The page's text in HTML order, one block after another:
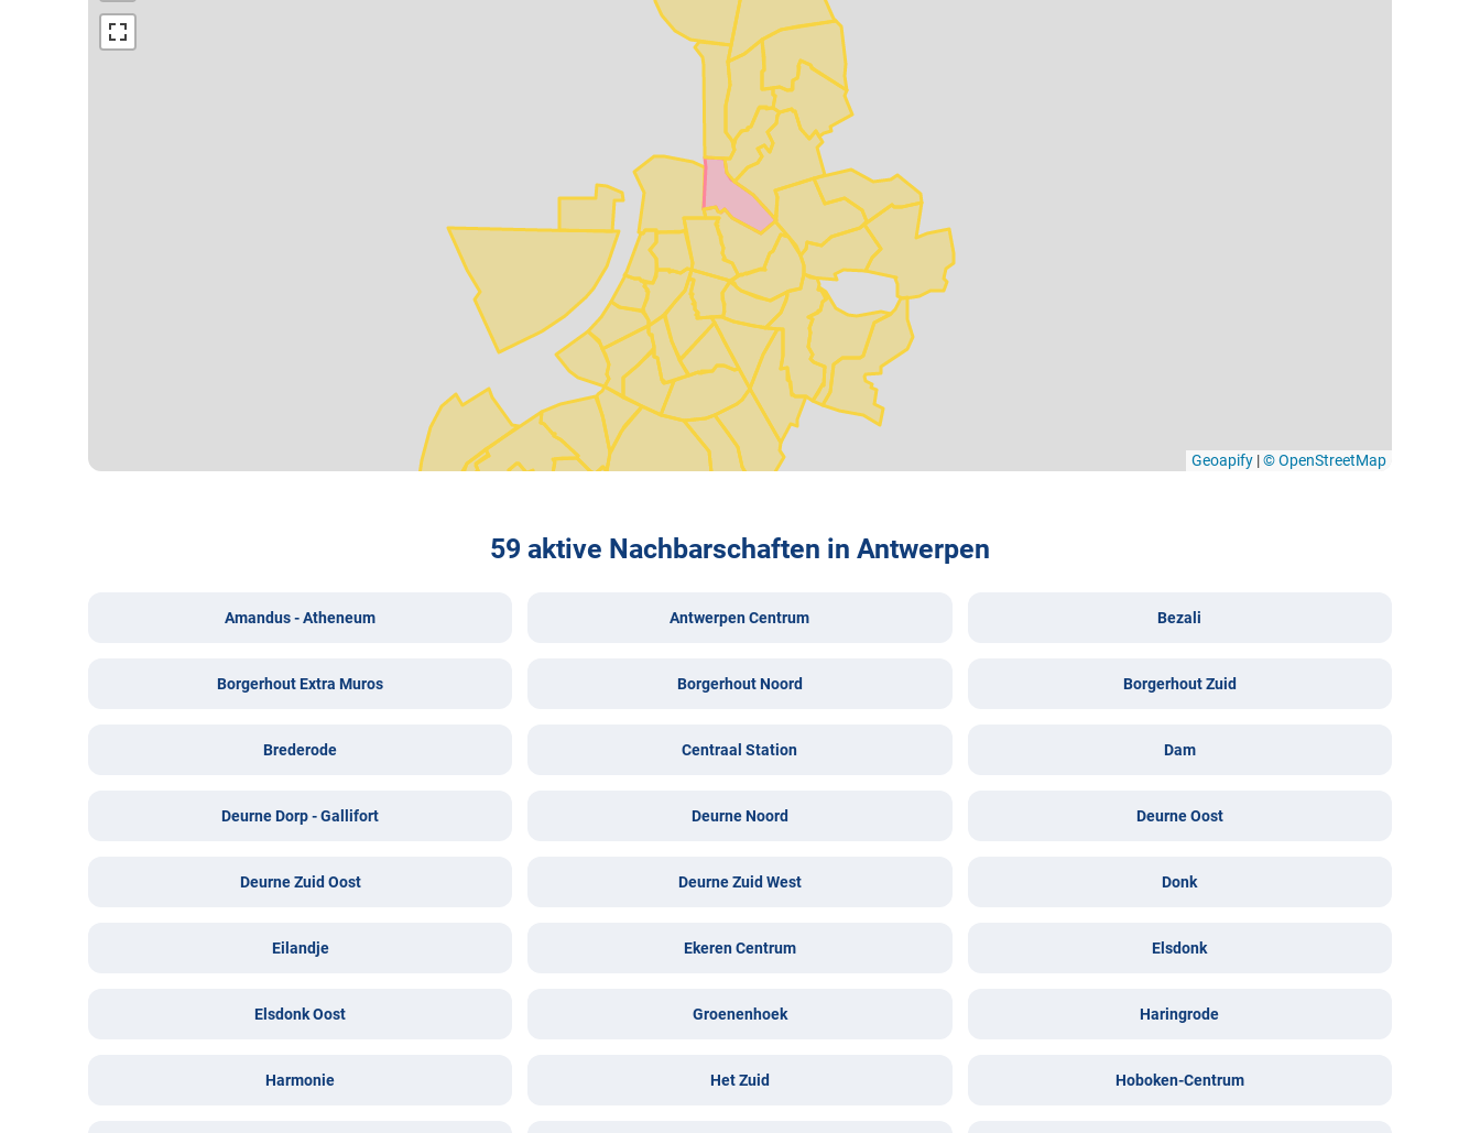
Geoapify |© OpenStreetMap
59 aktive Nachbarschaften in Antwerpen
Amandus - Atheneum Antwerpen Centrum Bezali
Borgerhout Extra Muros Borgerhout Noord Borgerhout Zuid
Brederode Centraal Station Dam
Deurne Dorp - Gallifort Deurne Noord Deurne Oost
Deurne Zuid Oost Deurne Zuid West Donk
Eilandje Ekeren Centrum Elsdonk
Elsdonk Oost Groenenhoek Haringrode
Harmonie Het Zuid Hoboken-Centrum